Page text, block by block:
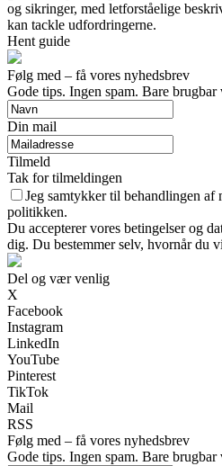
og sikringer, med letforståelige
kan tackle udfordringerne.
Hent guide
Følg med – få vores nyhedsbrev
Gode tips. Ingen spam. Bare brugbar
Din mail
Tilmeld
Tak for tilmeldingen
Jeg samtykker til behandlingen
politikken.
Du accepterer vores betingelser og
dig. Du bestemmer selv, hvornår du
Del og vær venlig
X
Facebook
Instagram
LinkedIn
YouTube
Pinterest
TikTok
Mail
RSS
Følg med – få vores nyhedsbrev
Gode tips. Ingen spam. Bare brugbar